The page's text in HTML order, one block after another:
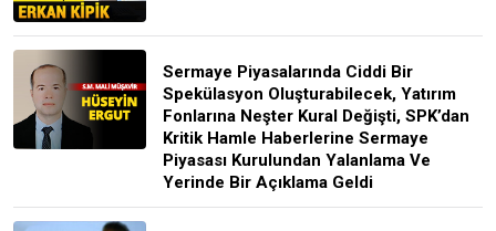
Sermaye Piyasalarında Ciddi Bir
Spekülasyon Oluşturabilecek, Yatırım
Fonlarına Neşter Kural Değişti, SPK’dan
Kritik Hamle Haberlerine Sermaye
Piyasası Kurulundan Yalanlama Ve
Yerinde Bir Açıklama Geldi